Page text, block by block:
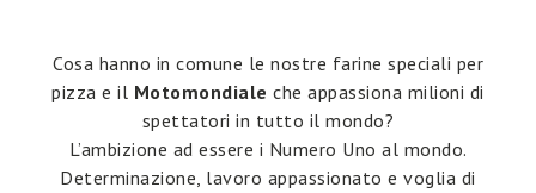
Cosa hanno in comune le nostre farine speciali per
pizza e il Motomondiale che appassiona milioni di
spettatori in tutto il mondo?
L’ambizione ad essere i Numero Uno al mondo.
Determinazione, lavoro appassionato e voglia di